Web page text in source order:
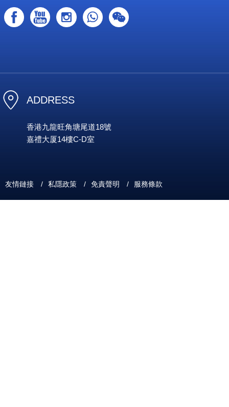
ADDRESS
香港九龍旺角塘尾道18號
嘉禮大厦14樓C-D室
友情鏈接 / 私隱政策 / 免責聲明 / 服務條款